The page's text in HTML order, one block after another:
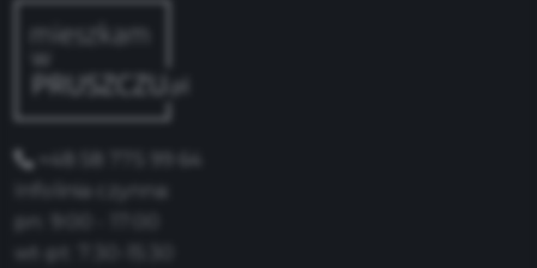
+48 58 775 99 64
Infolinia czynna: